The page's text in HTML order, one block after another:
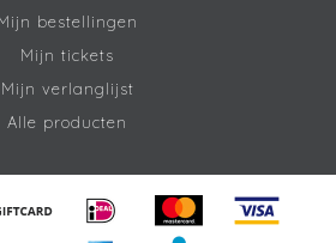
bestellingen
Mijn tickets
Mijn verlanglijst
Alle producten